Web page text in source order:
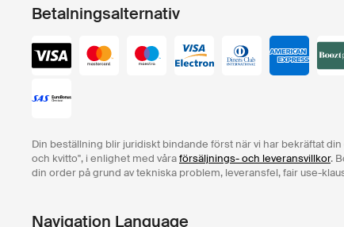
Betalningsalternativ
Din beställning blir juridiskt bindande först när vi har bekräftat
och kvitto", i enlighet med våraförsäljnings- och leveransvillkor.
din order på grund av tekniska problem, leveransfel, fair use-
Navigation Language